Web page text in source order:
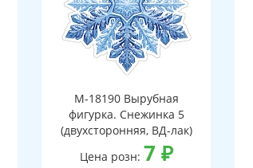
М-18190 Вырубная
фигурка. Снежинка 5
(двухсторонняя, ВД-лак)
Цена розн: 7 ₽